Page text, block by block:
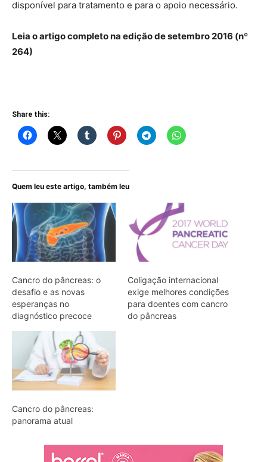
disponível para tratamento e para o apoio necessário.
Leia o artigo completo na edição de setembro 2016 (nº
264)
Share this:
Quem leu este artigo, também leu
Cancro do pâncreas: o
desafio e as novas
esperanças no
diagnóstico precoce
Coligação internacional
exige melhores condições
para doentes com cancro
do pâncreas
Cancro do pâncreas:
panorama atual